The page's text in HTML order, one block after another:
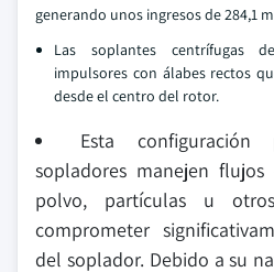
generando unos ingresos de 284,1
Las soplantes centrífugas
impulsores con álabes rectos
desde el centro del rotor.
Esta
sopladores manejen
polvo, partículas u
comprometer
del soplador. Debido a su